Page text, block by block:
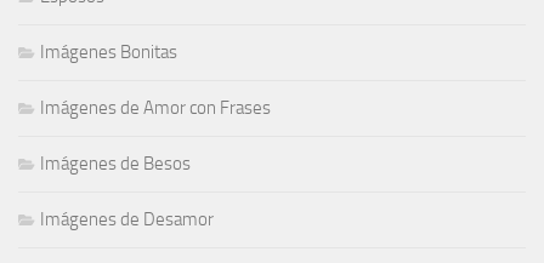
Imágenes Bonitas
Imágenes de Amor con Frases
Imágenes de Besos
Imágenes de Desamor